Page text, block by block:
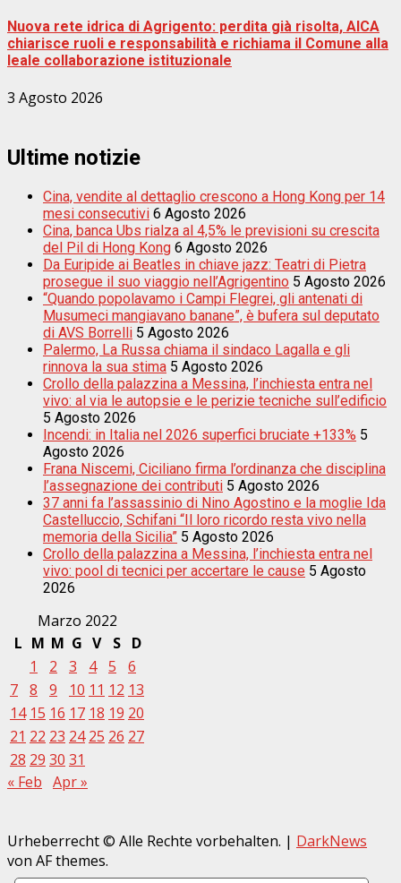
Nuova rete idrica di Agrigento: perdita già risolta, AICA
chiarisce ruoli e responsabilità e richiama il Comune alla
leale collaborazione istituzionale
3 Agosto 2026
Ultime notizie
Cina, vendite al dettaglio crescono a Hong Kong per 14
mesi consecutivi 6 Agosto 2026
Cina, banca Ubs rialza al 4,5% le previsioni su crescita
del Pil di Hong Kong 6 Agosto 2026
Da Euripide ai Beatles in chiave jazz: Teatri di Pietra
prosegue il suo viaggio nell’Agrigentino 5 Agosto 2026
“Quando popolavamo i Campi Flegrei, gli antenati di
Musumeci mangiavano banane”, è bufera sul deputato
di AVS Borrelli 5 Agosto 2026
Palermo, La Russa chiama il sindaco Lagalla e gli
rinnova la sua stima 5 Agosto 2026
Crollo della palazzina a Messina, l’inchiesta entra nel
vivo: al via le autopsie e le perizie tecniche sull’edificio
5 Agosto 2026
Incendi: in Italia nel 2026 superfici bruciate +133% 5
Agosto 2026
Frana Niscemi, Ciciliano firma l’ordinanza che disciplina
l’assegnazione dei contributi 5 Agosto 2026
37 anni fa l’assassinio di Nino Agostino e la moglie Ida
Castelluccio, Schifani “Il loro ricordo resta vivo nella
memoria della Sicilia” 5 Agosto 2026
Crollo della palazzina a Messina, l’inchiesta entra nel
vivo: pool di tecnici per accertare le cause 5 Agosto
2026
Marzo 2022
L M M G V S
D
1
2 3 4 5
6
7 8 9 10 11 12 13
14 15 16 17 18 19 20
21 22 23 24 25 26 27
28 29 30 31
« Feb Apr »
Urheberrecht © Alle Rechte vorbehalten. | DarkNews
von AF themes.